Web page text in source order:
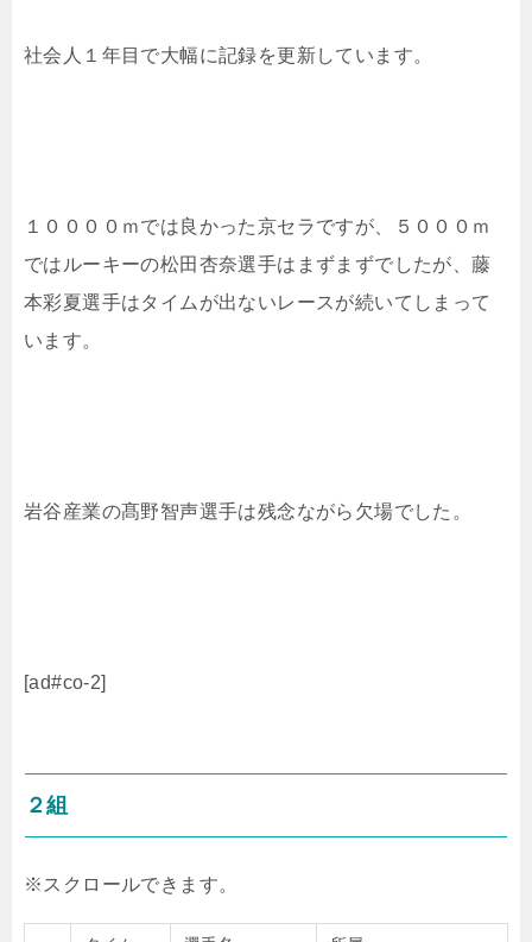
社会人１年目で大幅に記録を更新しています。
１００００ｍでは良かった京セラですが、５０００ｍ
ではルーキーの松田杏奈選手はまずまずでしたが、藤
本彩夏選手はタイムが出ないレースが続いてしまって
います。
岩谷産業の髙野智声選手は残念ながら欠場でした。
[ad#co-2]
２組